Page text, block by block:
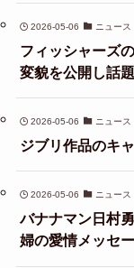
2026-05-06 ニュース
フィッシャーズ
変貌を公開し話
2026-05-06 ニュース
ジブリ作品のキ
2026-05-06 ニュース
バナナマン日村
婦の愛情メッセ